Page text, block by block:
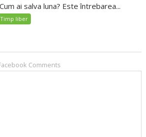
ai salva luna? Este întrebarea...
Timp liber
Comments